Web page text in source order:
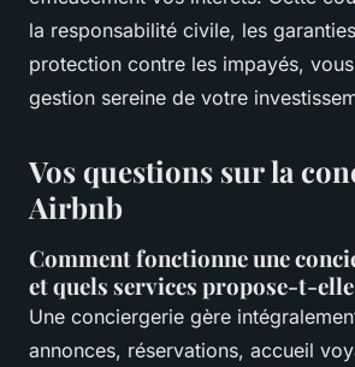
la responsabilité civile, les
protection contre les impayés,
gestion sereine de votre
Vos questions sur la
Airbnb
Comment fonctionne une
et quels services propose-t-
Une conciergerie gère
annonces, réservations, accueil